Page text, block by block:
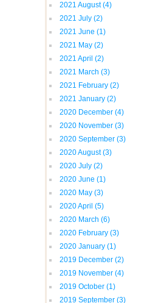
2021 August(4)
2021 July (2)
2021 June (1)
2021 May (2)
2021 April (2)
2021 March (3)
2021 February (2)
2021 January (2)
2020 December (4)
2020 November (3)
2020 September (3)
2020 August(3)
2020 July (2)
2020 June (1)
2020 May (3)
2020 April (5)
2020 March (6)
2020 February (3)
2020 January (1)
2019 December (2)
2019 November (4)
2019 October (1)
2019 September (3)